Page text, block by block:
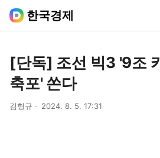
한국경제
[단독] 조선 빅3 '9조
축포' 쏜다
김형규 2024. 8. 5. 17:31